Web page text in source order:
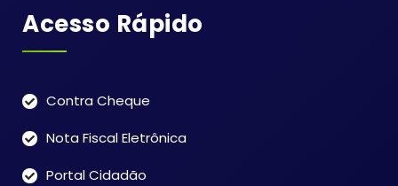
Acesso Rápido
Contra Cheque
Nota Fiscal Eletrônica
Portal Cidadão